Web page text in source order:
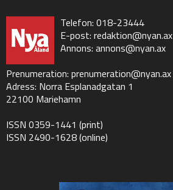
Telefon: 018-23444
E-post: redaktion@nyan.ax
Annons: annons@nyan.ax
Prenumeration: prenumeration@nyan.ax
Adress: Norra Esplanadgatan 1
22100 Mariehamn
ISSN 0359-1441 (print)
ISSN 2490-1628 (online)